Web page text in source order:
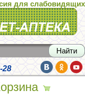
для слабовидящих
28